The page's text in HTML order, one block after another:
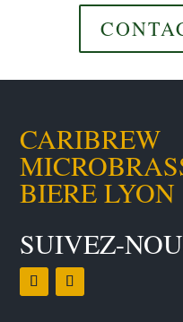
CARIBREW
BIERE LYON
SUIVEZ-